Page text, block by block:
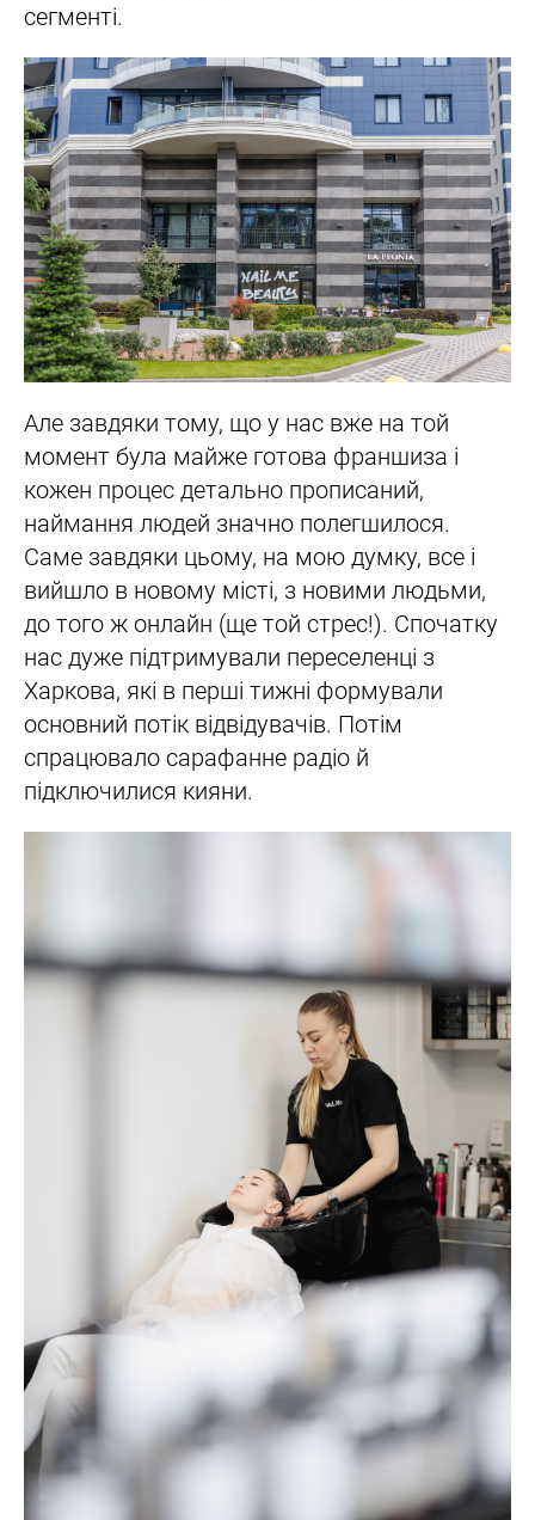
сегменті.
Але завдяки тому, що у нас вже на той
момент була майже готова франшиза і
кожен процес детально прописаний,
наймання людей значно полегшилося.
Саме завдяки цьому, на мою думку, все і
вийшло в новому місті, з новими людьми,
до того ж онлайн (ще той стрес!). Спочатку
нас дуже підтримували переселенці з
Харкова, які в перші тижні формували
основний потік відвідувачів. Потім
спрацювало сарафанне радіо й
підключилися кияни.